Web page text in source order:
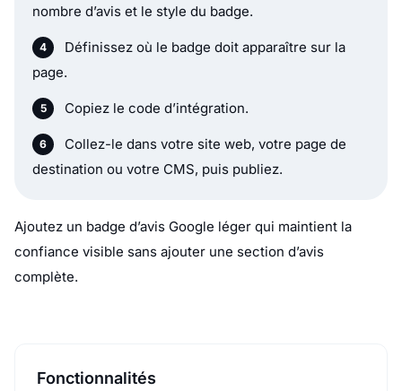
nombre d’avis et le style du badge.
Définissez où le badge doit apparaître sur la
page.
Copiez le code d’intégration.
Collez-le dans votre site web, votre page de
destination ou votre CMS, puis publiez.
Ajoutez un badge d’avis Google léger qui maintient la
confiance visible sans ajouter une section d’avis
complète.
Fonctionnalités